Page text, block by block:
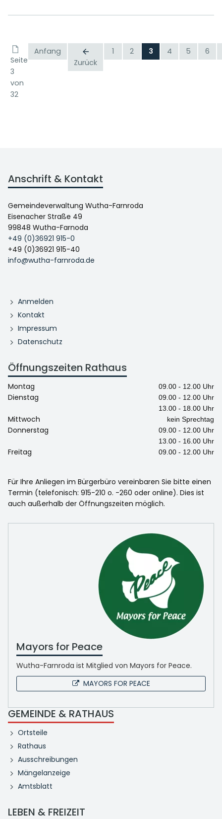
Seite
3
von
32
Anfang
Zurück
1 2 3 4 5 6
Anschrift & Kontakt
Gemeindeverwaltung Wutha-Farnroda
Eisenacher Straße 49
99848 Wutha-Farnoda
+49 (0)36921 915-0
+49 (0)36921 915-40
info@wutha-farnroda.de
Anmelden
Kontakt
Impressum
Datenschutz
Öffnungszeiten Rathaus
Montag 09.00 - 12.00 Uhr
Dienstag
09.00 - 12.00 Uhr
13.00 - 18.00 Uhr
Mittwoch kein Sprechtag
Donnerstag
09.00 - 12.00 Uhr
13.00 - 16.00 Uhr
Freitag 09.00 - 12.00 Uhr
Für Ihre Anliegen im Bürgerbüro vereinbaren Sie bitte einen
Termin (telefonisch: 915-210 o. -260 oder online). Dies ist
auch außerhalb der Öffnungszeiten möglich.
Mayors for Peace
Wutha-Farnroda ist Mitglied von Mayors for Peace.
MAYORS FOR PEACE
GEMEINDE & RATHAUS
Ortsteile
Rathaus
Ausschreibungen
Mängelanzeige
Amtsblatt
LEBEN & FREIZEIT